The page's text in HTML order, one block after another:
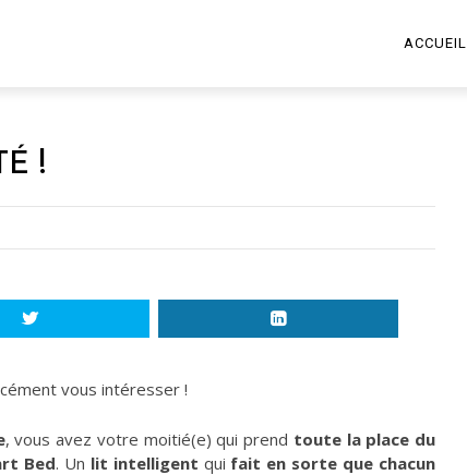
ACCUEIL
!
vous intéresser !
, vous avez votre moitié(e) qui prend toute la place du
Bed. Un lit intelligent qui fait en sorte que chacun